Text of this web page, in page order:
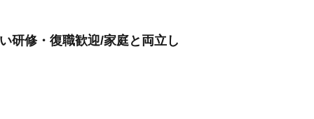
研修・復職歓迎/家庭と両立し